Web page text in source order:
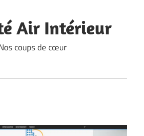
Air Intérieur
coups de cœur